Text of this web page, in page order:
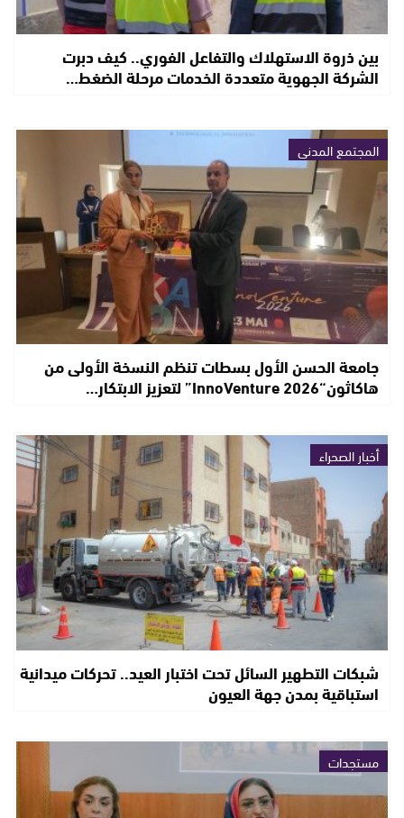
بين ذروة الاستهلاك والتفاعل الفوري.. كيف دبرت
الشركة الجهوية متعددة الخدمات مرحلة الضغط…
المجتمع المدني
جامعة الحسن الأول بسطات تنظم النسخة الأولى من
هاكاثون“InnoVenture 2026” لتعزيز الابتكار…
أخبار الصحراء
شبكات التطهير السائل تحت اختبار العيد.. تحركات ميدانية
استباقية بمدن جهة العيون
مستجدات